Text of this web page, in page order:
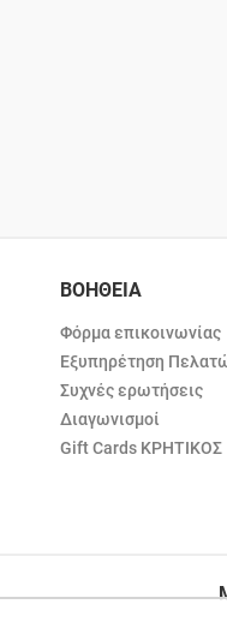
ΒΟΗΘΕΙΑ
Φόρμα επικοινωνίας
Εξυπηρέτηση
Συχνές ερωτήσεις
Διαγωνισμοί
Gift Cards ΚΡΗΤΙΚΟΣ